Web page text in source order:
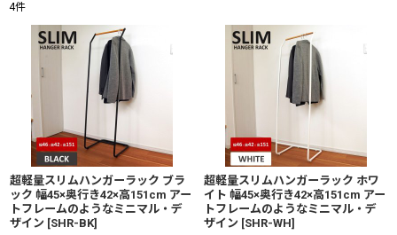
表示数:
並び順
4件
超軽量スリムハンガーラック ブラ
ック 幅45×奥行き42×高151cm アー
トフレームのようなミニマル・デ
ザイン [SHR-BK]
超軽量スリムハンガーラック ホワ
イト 幅45×奥行き42×高151cm アー
トフレームのようなミニマル・デ
ザイン [SHR-WH]